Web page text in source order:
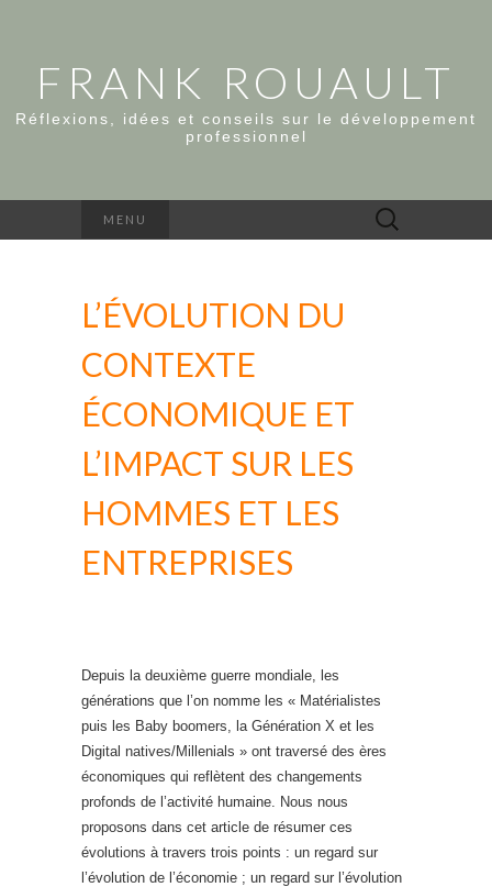
FRANK ROUAULT
Réflexions, idées et conseils sur le développement
professionnel
MENU Rechercher :
L’ÉVOLUTION DU
CONTEXTE
ÉCONOMIQUE ET
L’IMPACT SUR LES
HOMMES ET LES
ENTREPRISES
Depuis la deuxième guerre mondiale, les
générations que l’on nomme les « Matérialistes
puis les Baby boomers, la Génération X et les
Digital natives/Millenials » ont traversé des ères
économiques qui reflètent des changements
profonds de l’activité humaine. Nous nous
proposons dans cet article de résumer ces
évolutions à travers trois points : un regard sur
l’évolution de l’économie ; un regard sur l’évolution